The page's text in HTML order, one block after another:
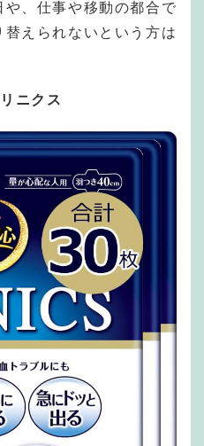
、仕事や移動の都合で
えられないという方は
ニクス